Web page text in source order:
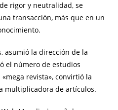
rigor y neutralidad, se
transacción, más que en un
asumió la dirección de la
el número de estudios
revista», convirtió la
multiplicadora de artículos.